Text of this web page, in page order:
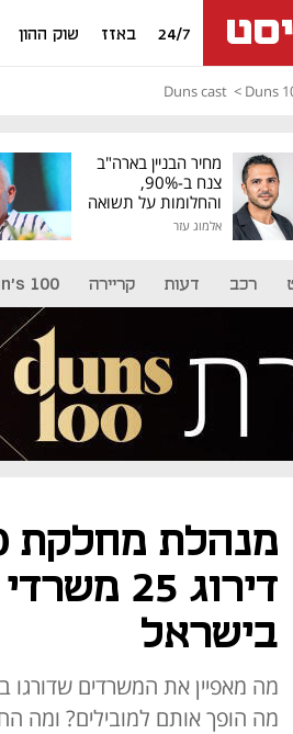
24/7 באזז שוק ההון
Duns
Duns cast
מחיר הבניין בארה"ב
צנח ב-90%,
והחלומות על תשואה
גבוהה התנפצו
אלמוג עזר
רכב דעות קריירה 100
דירוג
בישראל
מה הופך אותם למובילים? ומה